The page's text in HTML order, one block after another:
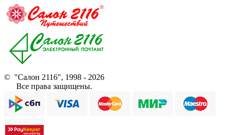
© "Салон 2116", 1998 - 2026
Все права защищены.